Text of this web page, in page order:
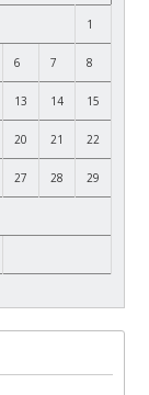
1
6 7 8
13 14 15
20 21 22
27 28 29